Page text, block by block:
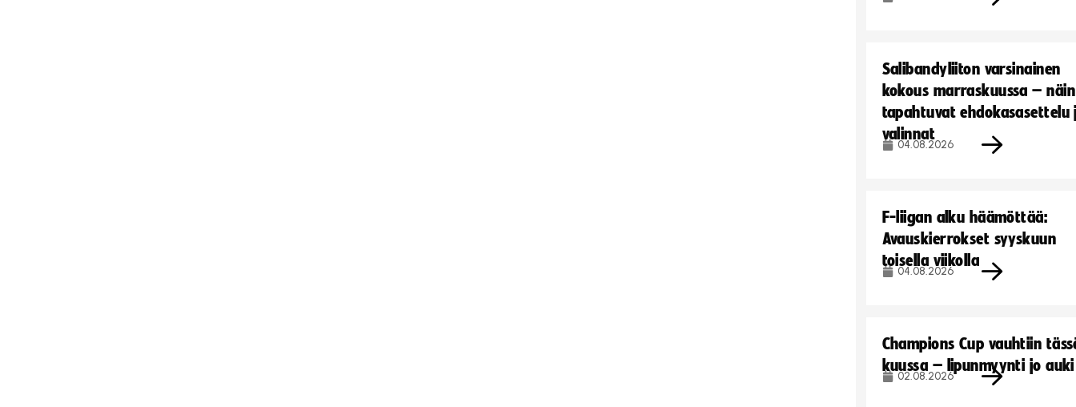
Salibandyliiton varsinainen
kokous marraskuussa – näin
tapahtuvat ehdokasasettelu
valinnat
04.08.2026
F-liigan alku häämöttää:
Avauskierrokset syyskuun
toisella viikolla
04.08.2026
Champions Cup vauhtiin
kuussa – lipunmyynti jo auki
02.08.2026